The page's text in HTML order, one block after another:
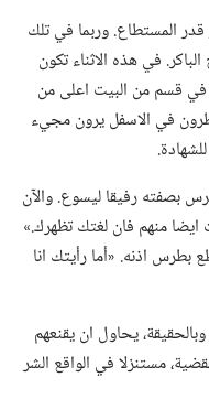
قدر المستطاع.‏ وربما في تلك
في هذه الاثناء تكون
في قسم من البيت اعلى من
في الاسفل يرون مجيء
رفيقا ليسوع.‏ والآن
ايضا منهم فان لغتك تظهرك.‏»
اذنه.‏ «أما رأيتك انا
يحاول ان يقنعهم
مستنزلا في الواقع الشر